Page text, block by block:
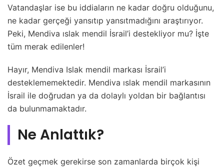
Vatandaşlar ise bu iddiaların ne kadar doğru olduğunu,
ne kadar gerçeği yansıtıp yansıtmadığını araştırıyor.
Peki, Mendiva ıslak mendil İsrail’i destekliyor mu? İşte
tüm merak edilenler!
Hayır, Mendiva Islak mendil markası İsrail’i
desteklememektedir. Mendiva ıslak mendil markasının
İsrail ile doğrudan ya da dolaylı yoldan bir bağlantısı
da bulunmamaktadır.
Ne Anlattık?
Özet geçmek gerekirse son zamanlarda birçok kişi